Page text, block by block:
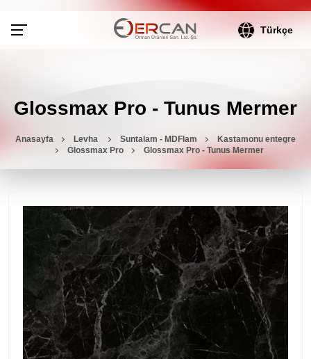
Türkçe
Glossmax Pro - Tunus Mermer
Anasayfa Levha Suntalam - MDFlam
Kastamonu entegre
Glossmax Pro
Glossmax Pro - Tunus Mermer